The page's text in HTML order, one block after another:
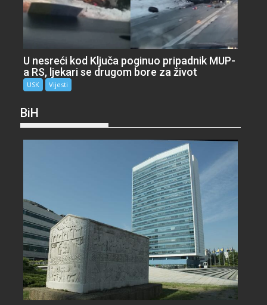
U nesreći kod Ključa poginuo pripadnik MUP-
a RS, ljekari se drugom bore za život
USK Vijesti
BiH